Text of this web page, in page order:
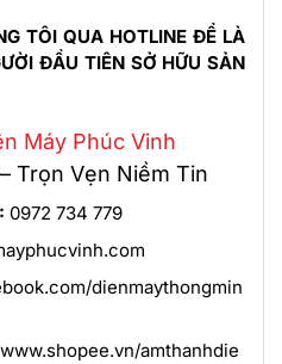
TÔI QUA HOTLINE ĐỂ LÀ
ĐẦU TIÊN SỞ HỮU SẢN
Máy Phúc Vinh
Trọn Vẹn Niềm Tin
0972 734 779
dienmaythongmin
www.shopee.vn/amthanhdie